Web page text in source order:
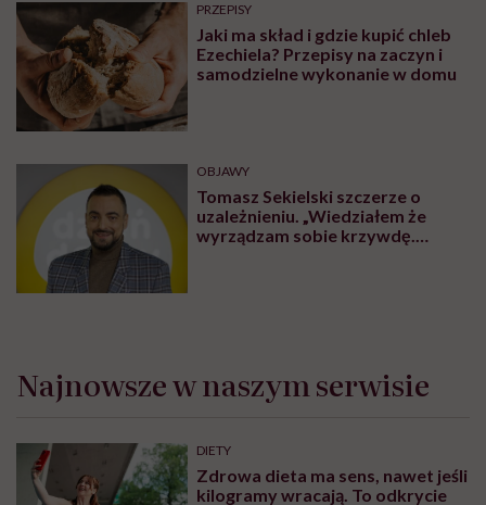
PRZEPISY
Jaki ma skład i gdzie kupić chleb
Ezechiela? Przepisy na zaczyn i
samodzielne wykonanie w domu
OBJAWY
Tomasz Sekielski szczerze o
uzależnieniu. „Wiedziałem że
wyrządzam sobie krzywdę.
Najnowsze w naszym serwisie
DIETY
Zdrowa dieta ma sens, nawet jeśli
kilogramy wracają. To odkrycie